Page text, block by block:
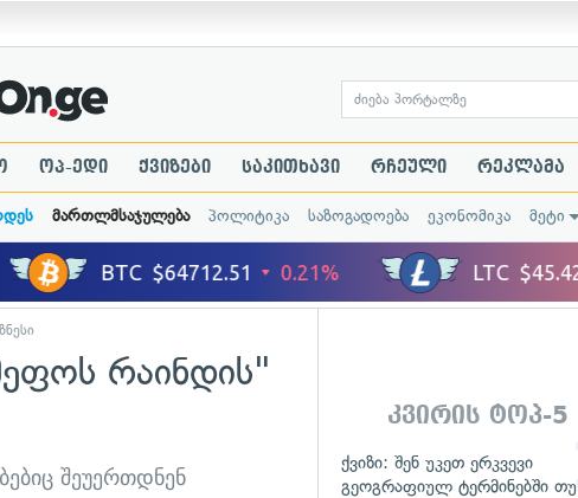
ოპ-ედი ქვიზები საკითხავი რჩეული რეკლამა
მართლმსაჯულება პოლიტიკა საზოგადოება ეკონომიკა მეტი
რაინდის"
შეუერთდნენ
კვირის ტოპ-5
ქვიზი: შენ უკეთ ერკვევი
გეოგრაფიულ ტერმინებში თუ